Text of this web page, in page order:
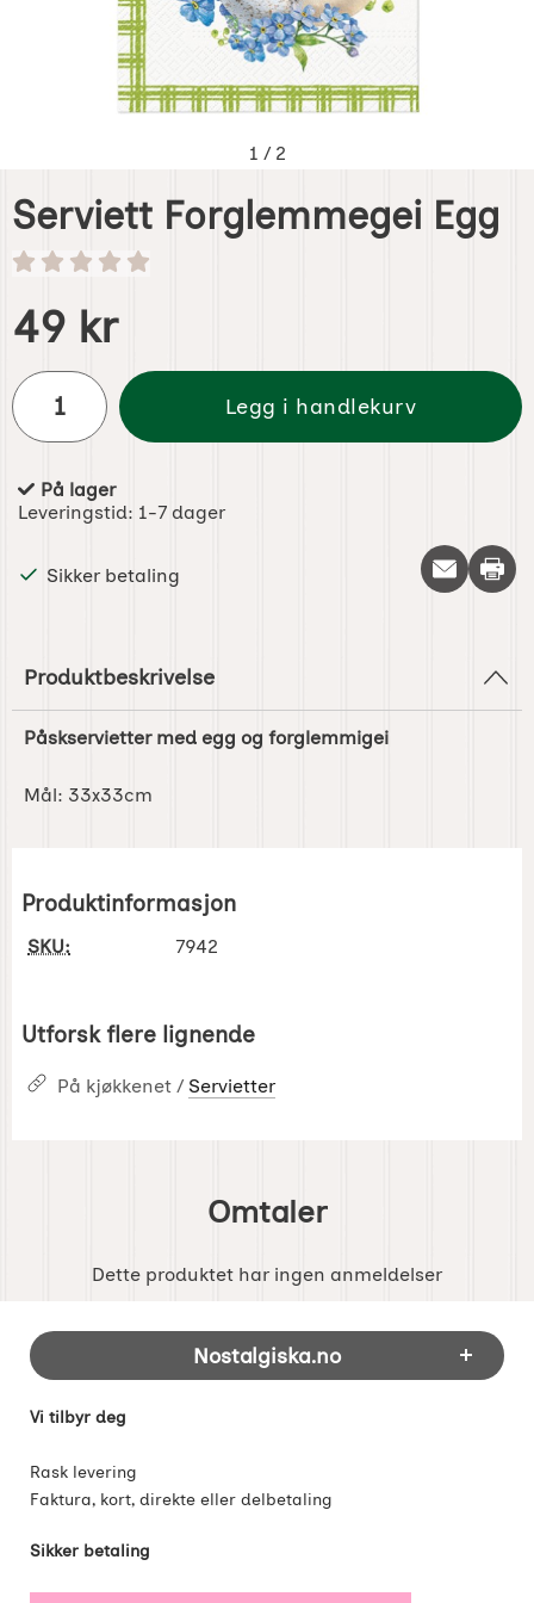
1 / 2
Serviett Forglemmegei Egg
Handle dette produktet, Serviett Forglemmegei Egg
pris
49 kr
antall
Legg i handlekurv
Produkttilgjengelighet:
På lager
Leveringstid: 1-7 dager
Sikker betaling Skriv
Produktbeskrivelse
Påskservietter med egg og forglemmigei
Mål: 33x33cm
Produktinformasjon
SKU: 7942
Utforsk flere lignende
På kjøkkenet / Servietter
Omtaler
Dette produktet har ingen anmeldelser
Footer-innhold Blandet informasjon og
Nostalgiska.no
Vi tilbyr deg
Rask levering
Faktura, kort, direkte eller delbetaling
Sikker betaling